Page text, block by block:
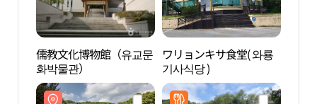
儒教文化博物館（유교문
화박물관）
ワリョンキサ食堂( 와룡
기사식당 )